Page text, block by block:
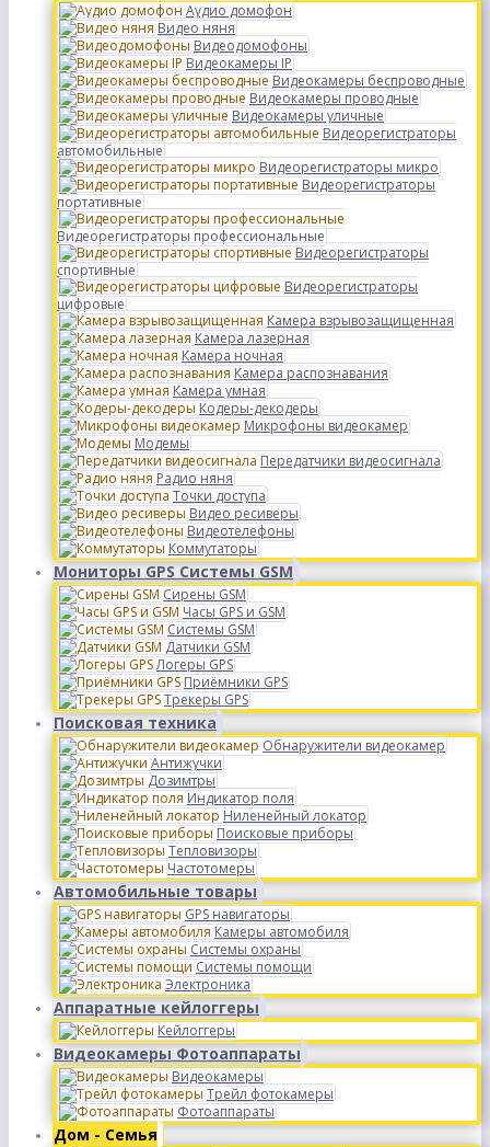
Аудио домофон
Видео няня
Видеодомофоны
Видеокамеры IP
Видеокамеры беспроводные
Видеокамеры проводные
Видеокамеры уличные
Видеорегистраторы
автомобильные
Видеорегистраторы микро
Видеорегистраторы
портативные
Видеорегистраторы профессиональные
Видеорегистраторы
спортивные
Видеорегистраторы
цифровые
Камера взрывозащищенная
Камера лазерная
Камера ночная
Камера распознавания
Камера умная
Кодеры-декодеры
Микрофоны видеокамер
Модемы
Передатчики видеосигнала
Радио няня
Точки доступа
Видео ресиверы
Видеотелефоны
Коммутаторы
Мониторы GPS Системы GSM
Сирены GSM
Часы GPS и GSM
Системы GSM
Датчики GSM
Логеры GPS
Приёмники GPS
Трекеры GPS
Поисковая техника
Обнаружители видеокамер
Антижучки
Дозимтры
Индикатор поля
Ниленейный локатор
Поисковые приборы
Тепловизоры
Частотомеры
Автомобильные товары
GPS навигаторы
Камеры автомобиля
Системы охраны
Системы помощи
Электроника
Аппаратные кейлоггеры
Кейлоггеры
Видеокамеры Фотоаппараты
Видеокамеры
Трейл фотокамеры
Фотоаппараты
Дом - Семья